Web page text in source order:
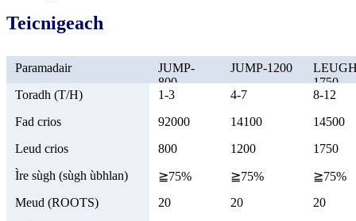
Teicnigeach
Paramadair
JUMP-
800
JUMP-1200
1750
Toradh (T/H)
1-3 4-7
8-12
Fad crios
92000 14100
14500
Leud crios
800 1200
1750
Ìre sùgh (sùgh ùbhlan)
≧75% ≧75%
≧75%
Meud (ROOTS)
20 20
20